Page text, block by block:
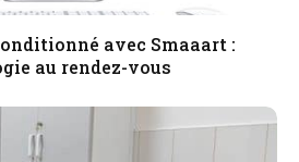
avec Smaaart :
au rendez-vous